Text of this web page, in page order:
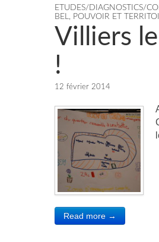
ETUDES/DIAGNOSTICS/
BEL, POUVOIR ET
Villiers
!
12 février 2014
Read more →